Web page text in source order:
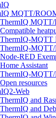
MQTT/
ThermIQ MQTT/
Compatible
ThermIQ-MQTT
ThermIQ-
Node-RED
Home Assistant
ThermIQ-
Open resources
Web
ThermIQ and
ThermIQ and